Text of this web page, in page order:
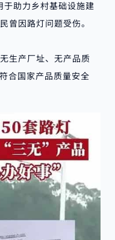
于助力乡村基础设施建
曾因路灯问题受伤。
生产厂址、无产品质
合国家产品质量安全